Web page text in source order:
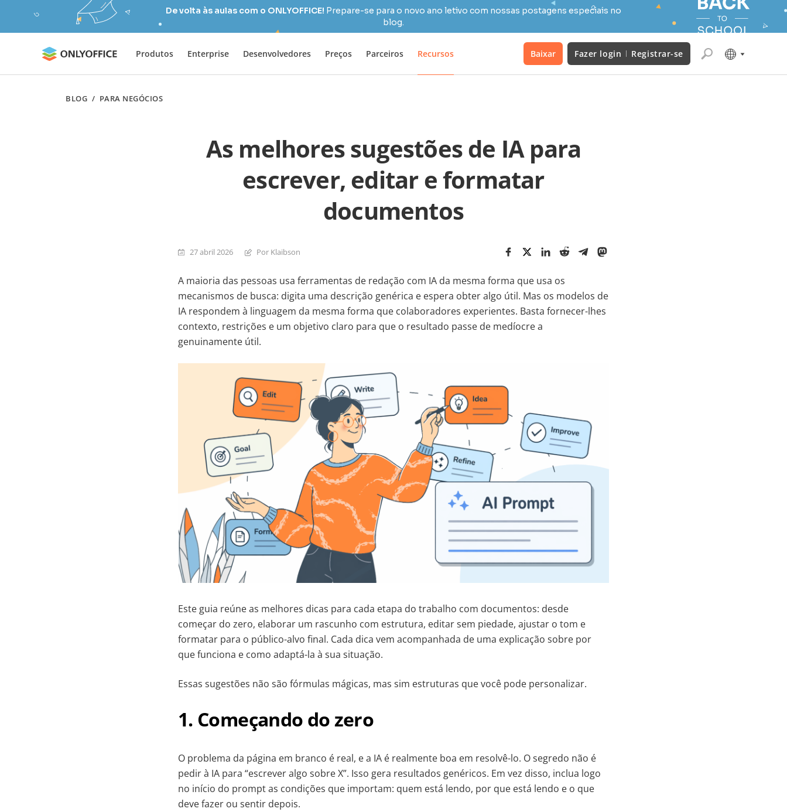
De volta às aulas com o ONLYOFFICE! Prepare-se para o novo ano letivo com nossas postagens especiais no
blog.
Produtos Enterprise Desenvolvedores Preços Parceiros Recursos Baixar Fazer login Registrar-se
BLOG / PARA NEGÓCIOS
As melhores sugestões de IA para
escrever, editar e formatar
documentos
27 abril 2026 Por Klaibson
A maioria das pessoas usa ferramentas de redação com IA da mesma forma que usa os
mecanismos de busca: digita uma descrição genérica e espera obter algo útil. Mas os modelos de
IA respondem à linguagem da mesma forma que colaboradores experientes. Basta fornecer-lhes
contexto, restrições e um objetivo claro para que o resultado passe de medíocre a
genuinamente útil.
Este guia reúne as melhores dicas para cada etapa do trabalho com documentos: desde
começar do zero, elaborar um rascunho com estrutura, editar sem piedade, ajustar o tom e
formatar para o público-alvo final. Cada dica vem acompanhada de uma explicação sobre por
que funciona e como adaptá-la à sua situação.
Essas sugestões não são fórmulas mágicas, mas sim estruturas que você pode personalizar.
1. Começando do zero
O problema da página em branco é real, e a IA é realmente boa em resolvê-lo. O segredo não é
pedir à IA para “escrever algo sobre X”. Isso gera resultados genéricos. Em vez disso, inclua logo
no início do prompt as condições que importam: quem está lendo, por que está lendo e o que
deve fazer ou sentir depois.